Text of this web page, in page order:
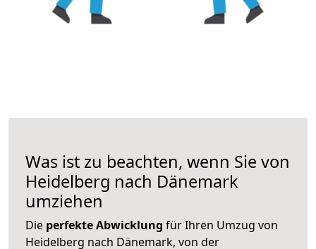
Was ist zu beachten, wenn Sie von
Heidelberg nach Dänemark
umziehen
Die perfekte Abwicklung für Ihren Umzug von
Heidelberg nach Dänemark, von der